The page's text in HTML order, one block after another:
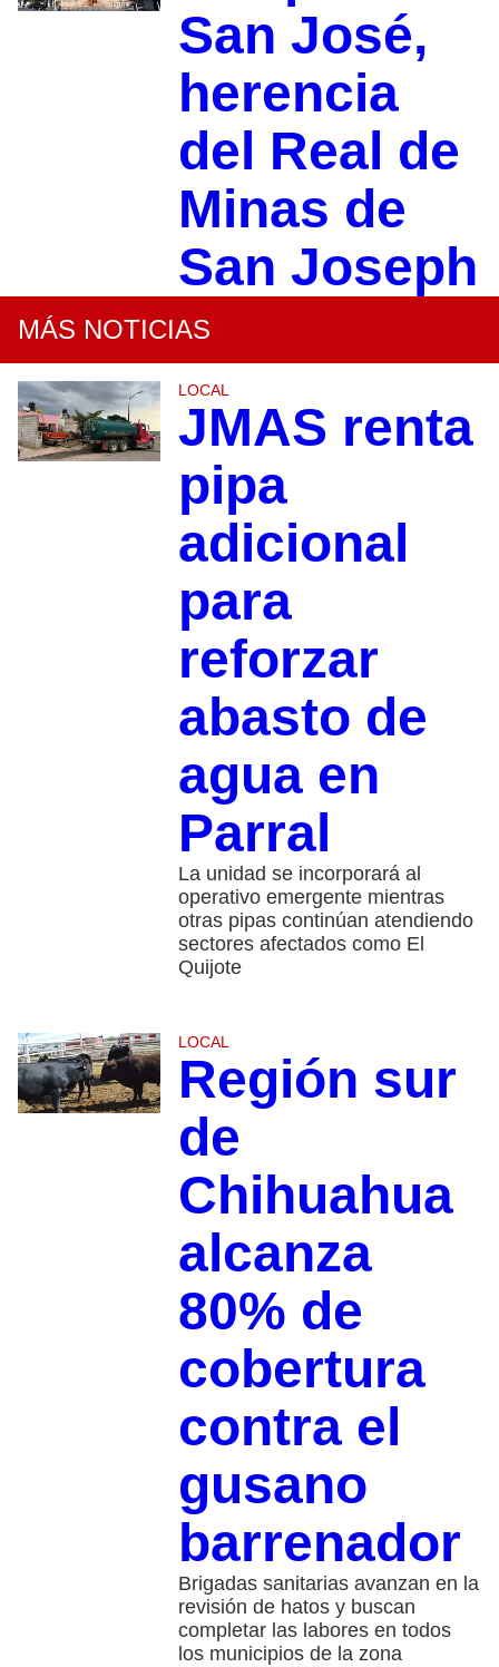
San José,
herencia
del Real de
Minas de
San Joseph
MÁS NOTICIAS
LOCAL
JMAS renta
pipa
adicional
para
reforzar
abasto de
agua en
Parral
La unidad se incorporará al
operativo emergente mientras
otras pipas continúan atendiendo
sectores afectados como El
Quijote
LOCAL
Región sur
de
Chihuahua
alcanza
80% de
cobertura
contra el
gusano
barrenador
Brigadas sanitarias avanzan en la
revisión de hatos y buscan
completar las labores en todos
los municipios de la zona